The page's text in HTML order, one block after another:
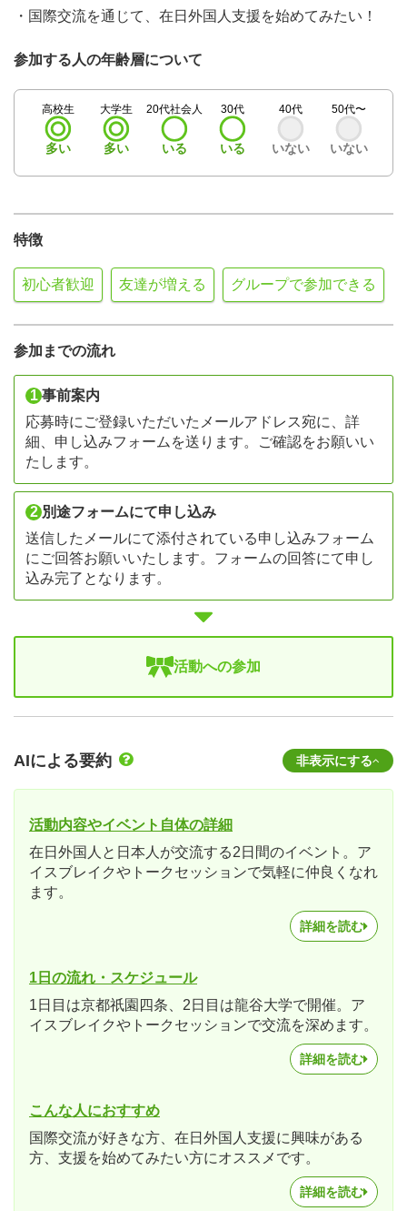
・国際交流を通じて、在日外国人支援を始めてみたい！
参加する人の年齢層について
高校生
多い
大学生
多い
20代社会人
いる
30代
いる
40代
いない
50代〜
いない
特徴
初心者歓迎 友達が増える グループで参加できる
参加までの流れ
1 事前案内
応募時にご登録いただいたメールアドレス宛に、詳
細、申し込みフォームを送ります。ご確認をお願いい
たします。
2 別途フォームにて申し込み
送信したメールにて添付されている申し込みフォーム
にご回答お願いいたします。フォームの回答にて申し
込み完了となります。
活動への参加
AIによる要約 非表示にする
活動内容やイベント自体の詳細
在日外国人と日本人が交流する2日間のイベント。ア
イスブレイクやトークセッションで気軽に仲良くなれ
ます。
詳細を読む
1日の流れ・スケジュール
1日目は京都祇園四条、2日目は龍谷大学で開催。ア
イスブレイクやトークセッションで交流を深めます。
詳細を読む
こんな人におすすめ
国際交流が好きな方、在日外国人支援に興味がある
方、支援を始めてみたい方にオススメです。
詳細を読む